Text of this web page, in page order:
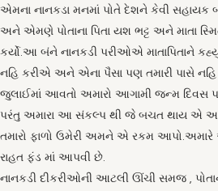
એમના નાનકડા મનમાં પોતે દેશને કેવી સહાયક
અને એમણે પોતાના પિતા યશ ભટ્ટ અને માતા
કર્યો.આ બંને નાનકડી પરીઓએ માતાપિતાને
નહિ કરીએ અને એના પૈસા પણ તમારી પાસે
જુલાઈમાં આવતો અમારો આગામી જન્મ દિવસ
પરંતુ અમારા આ સંકલ્પ થી જે બચત થાય એ
તમારો ફાળો ઉમેરી અમને એ રકમ આપો.અમારે એ
રાહત ફંડ માં આપવી છે.
નાનકડી દીકરીઓની આટલી ઊંચી સમજ ,